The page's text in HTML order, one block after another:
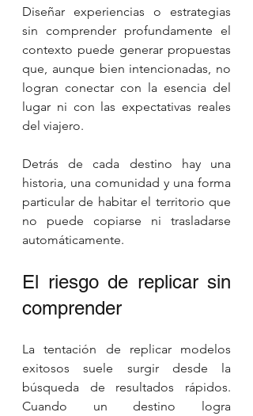
Diseñar experiencias o estrategias
sin comprender profundamente el
contexto puede generar propuestas
que, aunque bien intencionadas, no
logran conectar con la esencia del
lugar ni con las expectativas reales
del viajero.
Detrás de cada destino hay una
historia, una comunidad y una forma
particular de habitar el territorio que
no puede copiarse ni trasladarse
automáticamente.
El riesgo de replicar sin
comprender
La tentación de replicar modelos
exitosos suele surgir desde la
búsqueda de resultados rápidos.
Cuando un destino logra